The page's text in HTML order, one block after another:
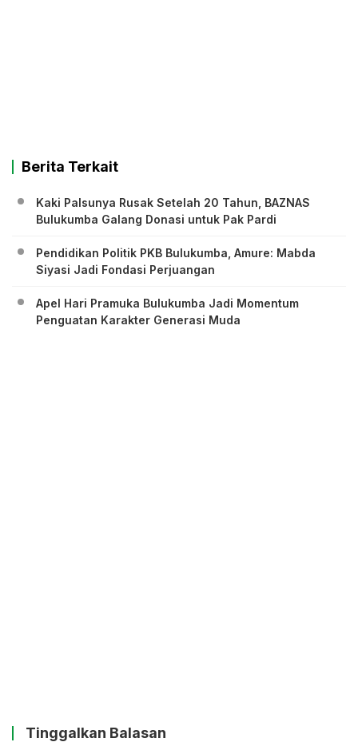
Berita Terkait
Kaki Palsunya Rusak Setelah 20 Tahun, BAZNAS
Bulukumba Galang Donasi untuk Pak Pardi
Pendidikan Politik PKB Bulukumba, Amure: Mabda
Siyasi Jadi Fondasi Perjuangan
Apel Hari Pramuka Bulukumba Jadi Momentum
Penguatan Karakter Generasi Muda
Tinggalkan Balasan